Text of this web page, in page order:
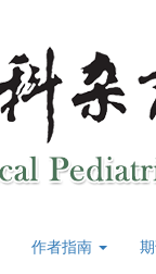
作者指南